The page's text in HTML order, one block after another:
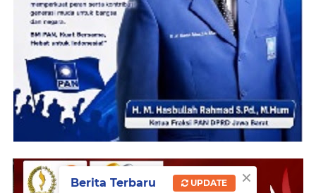
×
Berita Terbaru UPDATE